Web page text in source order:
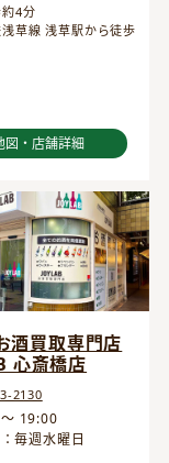
4分
草線 浅草駅から徒歩
図・店舗詳細
酒買取専門店
心斎橋店
2130
19:00
毎週水曜日